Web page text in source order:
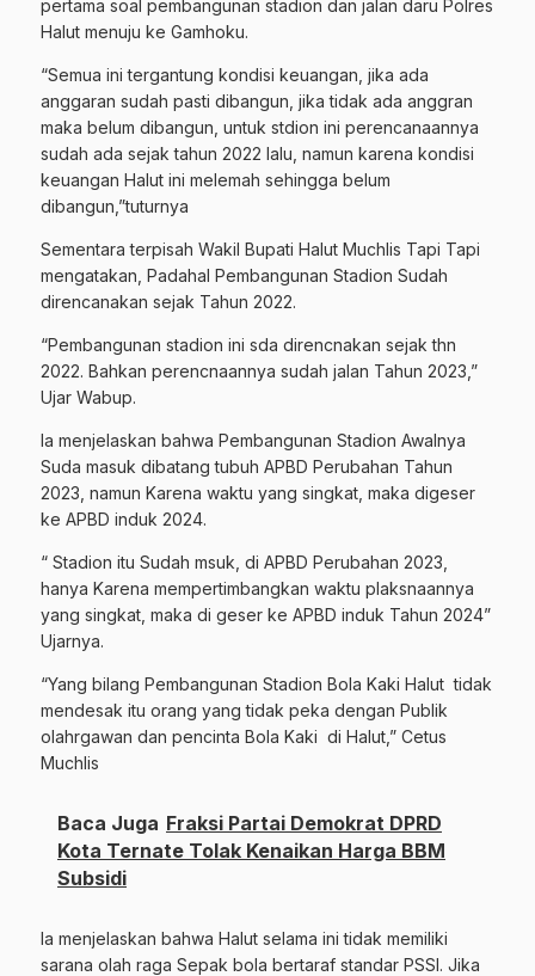
pertama soal pembangunan stadion dan jalan daru Polres
Halut menuju ke Gamhoku.
“Semua ini tergantung kondisi keuangan, jika ada
anggaran sudah pasti dibangun, jika tidak ada anggran
maka belum dibangun, untuk stdion ini perencanaannya
sudah ada sejak tahun 2022 lalu, namun karena kondisi
keuangan Halut ini melemah sehingga belum
dibangun,”tuturnya
Sementara terpisah Wakil Bupati Halut Muchlis Tapi Tapi
mengatakan, Padahal Pembangunan Stadion Sudah
direncanakan sejak Tahun 2022.
“Pembangunan stadion ini sda direncnakan sejak thn
2022. Bahkan perencnaannya sudah jalan Tahun 2023,”
Ujar Wabup.
Ia menjelaskan bahwa Pembangunan Stadion Awalnya
Suda masuk dibatang tubuh APBD Perubahan Tahun
2023, namun Karena waktu yang singkat, maka digeser
ke APBD induk 2024.
“ Stadion itu Sudah msuk, di APBD Perubahan 2023,
hanya Karena mempertimbangkan waktu plaksnaannya
yang singkat, maka di geser ke APBD induk Tahun 2024”
Ujarnya.
“Yang bilang Pembangunan Stadion Bola Kaki Halut tidak
mendesak itu orang yang tidak peka dengan Publik
olahrgawan dan pencinta Bola Kaki di Halut,” Cetus
Muchlis
Baca Juga Fraksi Partai Demokrat DPRD
Kota Ternate Tolak Kenaikan Harga BBM
Subsidi
Ia menjelaskan bahwa Halut selama ini tidak memiliki
sarana olah raga Sepak bola bertaraf standar PSSI. Jika